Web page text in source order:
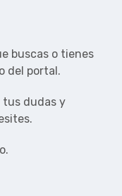
buscas o tienes
del portal.
tus dudas y